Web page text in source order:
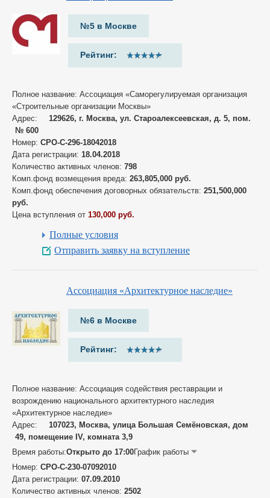
№5 в Москве
Рейтинг:
Полное название: Ассоциация «Саморегулируемая организация
«Строительные организации Москвы»
Адрес:
129626, г. Москва, ул. Староалексеевская, д. 5, пом.
№ 600
Номер: СРО-С-296-18042018
Дата регистрации: 18.04.2018
Количество активных членов: 798
Комп.фонд возмещения вреда: 263,805,000 руб.
Комп.фонд обеспечения договорных обязательств: 251,500,000
руб.
Цена вступления от 130,000 руб.
Полные условия
Отправить заявку на вступление
Ассоциация «Архитектурное наследие»
№6 в Москве
Рейтинг:
Полное название: Ассоциация содействия реставрации и
возрождению национального архитектурного наследия
«Архитектурное наследие»
Адрес:
107023, Москва, улица Большая Семёновская, дом
49, помещение IV, комната 3,9
Время работы:Открыто до 17:00График работы
Номер: СРО-С-230-07092010
Дата регистрации: 07.09.2010
Количество активных членов: 2502